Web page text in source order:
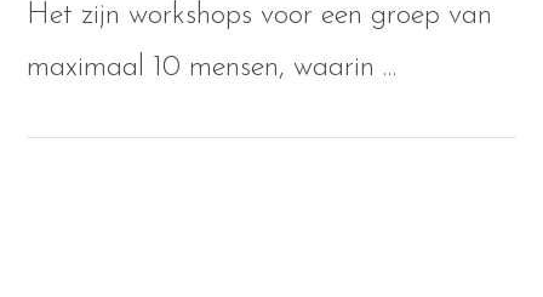
Het zijn workshops voor een groep van
maximaal 10 mensen, waarin …